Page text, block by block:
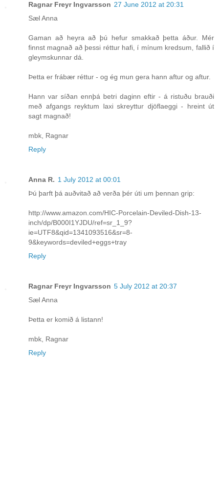
Ragnar Freyr Ingvarsson 27 June 2012 at 20:31
Sæl Anna
Gaman að heyra að þú hefur smakkað þetta áður. Mér
finnst magnað að þessi réttur hafi, í mínum kredsum, fallið í
gleymskunnar dá.
Þetta er frábær réttur - og ég mun gera hann aftur og aftur.
Hann var síðan ennþá betri daginn eftir - á ristuðu brauði
með afgangs reyktum laxi skreyttur djöflaeggi - hreint út
sagt magnað!
mbk, Ragnar
Reply
Anna R. 1 July 2012 at 00:01
Þú þarft þá auðvitað að verða þér úti um þennan grip:
http://www.amazon.com/HIC-Porcelain-Deviled-Dish-13-
inch/dp/B000I1YJDU/ref=sr_1_9?
ie=UTF8&qid=1341093516&sr=8-
9&keywords=deviled+eggs+tray
Reply
Ragnar Freyr Ingvarsson 5 July 2012 at 20:37
Sæl Anna
Þetta er komið á listann!
mbk, Ragnar
Reply